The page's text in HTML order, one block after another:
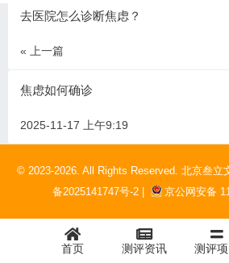
去医院怎么诊断焦虑？
« 上一篇
焦虑如何确诊
2025-11-17 上午9:19
© 2023-2026. All Rights Reserved. 北京叁立
备2025141747号-2 |
京公网安备
首页 测评资讯 测评项